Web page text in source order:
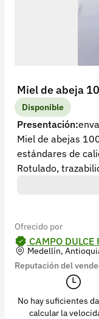
Miel de abeja
Disponible
Presentación:
Miel de abejas
estándares de
Rotulado,
Ofrecido por
CAMPO DULCE
Medellín,
Reputación del
No hay suficientes
calcular la
Recuperar contraseña
Contacto
Soporte
+57 323 2931928
Versión 5.45.0
Síguenos